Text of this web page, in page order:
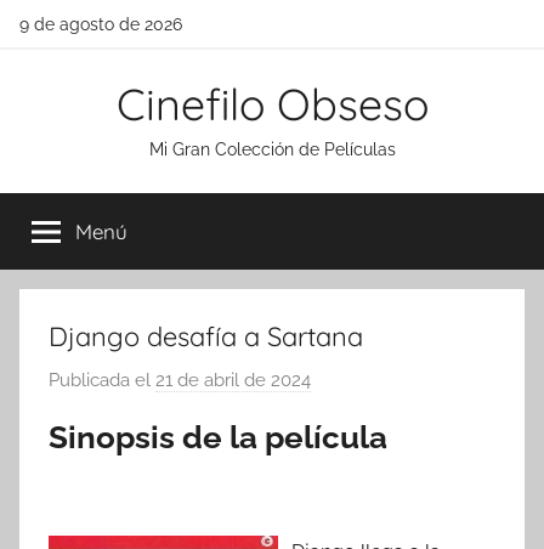
Saltar
9 de agosto de 2026
Cinefilo Obseso
Mi Gran Colección de Películas
Menú
Django desafía a Sartana
Publicada el 21 de abril de 2024
r
Sinopsis de la película